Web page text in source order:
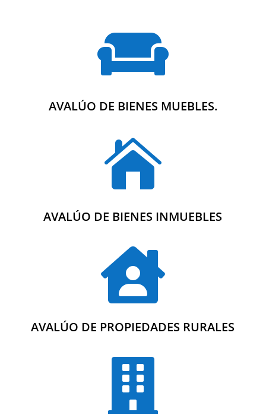

AVALÚO DE BIENES MUEBLES.

AVALÚO DE BIENES INMUEBLES

AVALÚO DE PROPIEDADES RURALES
